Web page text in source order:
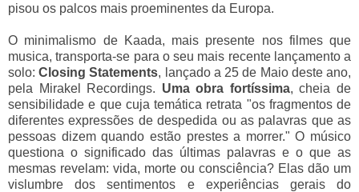
pisou os palcos mais proeminentes da Europa.
O minimalismo de Kaada, mais presente nos filmes que
musica, transporta-se para o seu mais recente lançamento a
solo:Closing Statements, lançado a 25 de Maio deste ano,
pela Mirakel Recordings. Uma obra fortíssima, cheia de
sensibilidade e que cuja temática retrata "os fragmentos de
diferentes expressões de despedida ou as palavras que as
pessoas dizem quando estão prestes a morrer."O músico
questiona o significado das últimas palavras e o que as
mesmas revelam: vida, morte ou consciência? Elas dão um
vislumbre dos sentimentos e experiências gerais do